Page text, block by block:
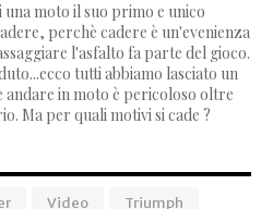
una moto il suo primo e unico
perchè cadere è un'evenienza
l'asfalto fa parte del gioco.
tutti abbiamo lasciato un
andare in moto è pericoloso oltre
Ma per quali motivi si cade ?
Video
Triumph